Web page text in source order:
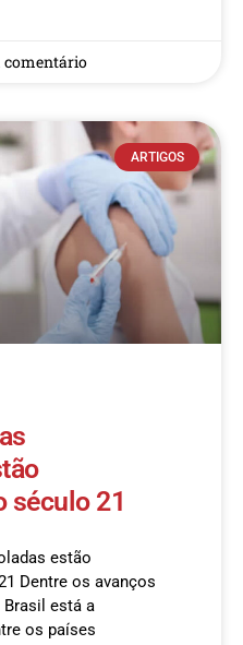
ARTIGOS
século 21
estão
Dentre os avanços
Brasil está a
os países